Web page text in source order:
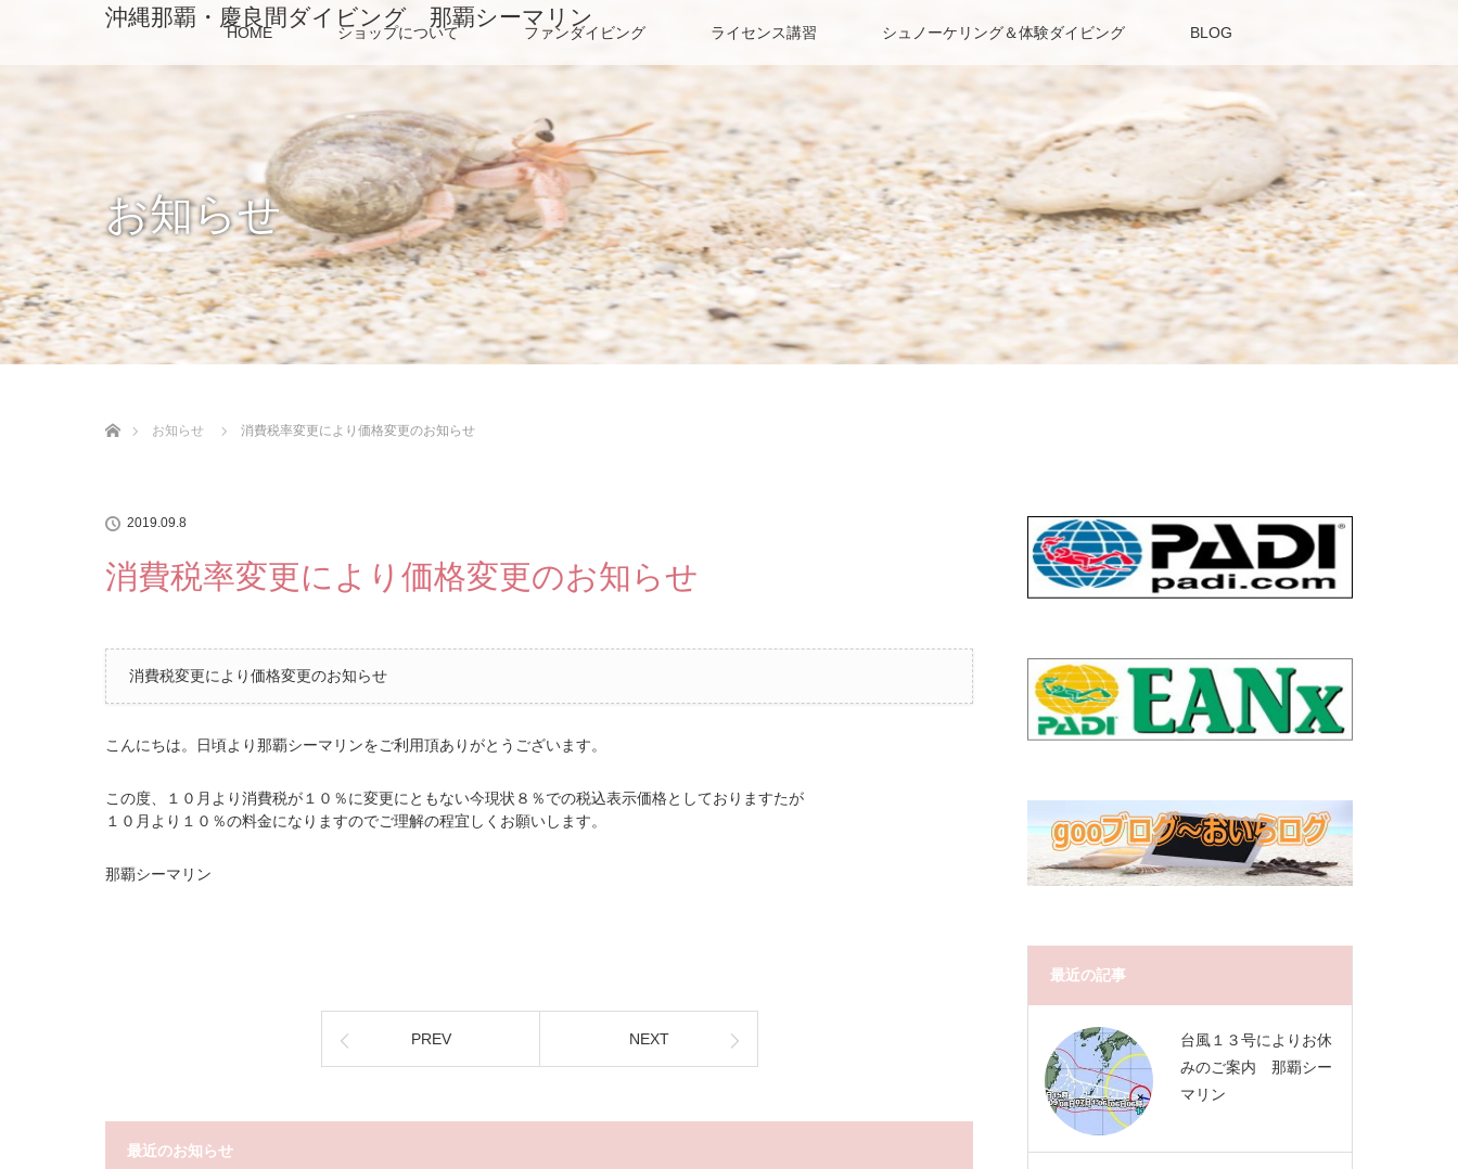
沖縄那覇・慶良間ダイビング 那覇シーマリン
HOME ショップについて ファンダイビング ライセンス講習 シュノーケリング＆体験ダイビング BLOG
お知らせ
お知らせ
消費税率変更により価格変更のお知らせ
2019.09.8
消費税率変更により価格変更のお知らせ
消費税変更により価格変更のお知らせ
こんにちは。日頃より那覇シーマリンをご利用頂ありがとうございます。
この度、１０月より消費税が１０％に変更にともない今現状８％での税込表示価格としておりますたが
１０月より１０％の料金になりますのでご理解の程宜しくお願いします。
那覇シーマリン
PREV NEXT
最近のお知らせ
最近の記事
台風１３号によりお休
みのご案内 那覇シー
マリン